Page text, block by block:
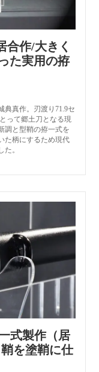
合作/大きく
た実用の拵
典真作。刃渡り71.9セ
って郷土刀となる現
調と型鞘の拵一式を
た柄にするため現代
。
式製作（居
を塗鞘に仕